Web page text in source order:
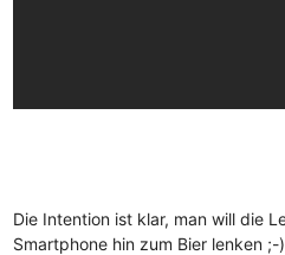
Die Intention ist klar, man will die
Smartphone hin zum Bier lenken ;-)